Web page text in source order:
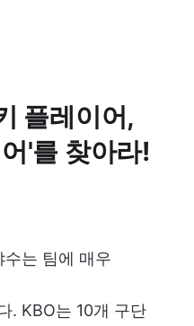
플레이어,
'를 찾아라!
는 팀에 매우
. KBO는 10개 구단